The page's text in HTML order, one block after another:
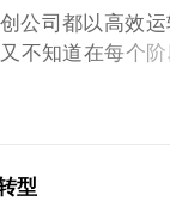
公司都以高效运
不知道在每个
型